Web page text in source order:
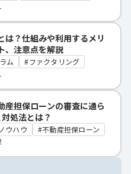
は？仕組みや利用するメリ
、注意点を解説
ム
ファクタリング
産担保ローンの審査に通ら
処法とは？
ウハウ
不動産担保ローン